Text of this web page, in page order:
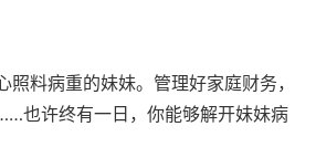
照料病重的妹妹。管理好家庭财务，
也许终有一日，你能够解开妹妹病